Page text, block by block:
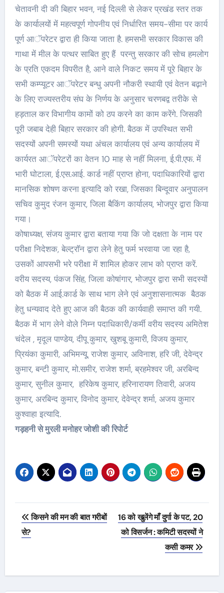
चेतावनी दी की बिहार भवन, नई दिल्ली से लेकर प्रखंड स्तर तक
के कार्यालयों में महत्वपूर्ण गोपनीय एवं निर्धारित समय-सीमा पर कार्य
पूर्ण आॅपरेटर द्वारा ही किया जाता है. हमसभी सरकार विकास की
गाथा में मील के पत्थर साबित हुए हैं परन्तु सरकार की सोच हमलोग
के प्रति एकदम विपरीत है, आने वाले निकट समय में पूरे बिहार के
सभी कम्प्यूटर आॅपरेटर बन्धु अपनी नौकरी स्थायी एवं वेतन बढ़ाने
के लिए राज्यस्तरीय संघ के निर्णय के अनुसार चरणबद्व तरीके से
हड़ताल कर विभागीय कामों को ठप करने का काम करेंगे. जिसकी
पूरी जबाब देही बिहार सरकार की होगी. बैठक में उपस्थित सभी
सदस्यों अपनी समस्यों यथा अंचल कार्यालय एवं अन्य कार्यालय में
कार्यरत आॅपरेटरों का वेतन 10 माह से नहीं मिलना, ई.पी.एफ. में
भारी घोटाला, ई.एस.आई. कार्ड नहीं प्राप्त होना, पदाधिकारियों द्वारा
मानसिक शोषण करना इत्यादि को रखा, जिसका बिन्दूवार अनुपालन
सचिव कुमुद रंजन कुमार, जिला बैकिंग कार्यालय, भोजपुर द्वारा किया
गया।
कोषाध्यक्ष, संजय कुमार द्वारा बताया गया कि जो दक्षता के नाम पर
परीक्षा निदेशक, बेल्ट्राॅन द्वारा लेने हेतु फर्म भरवाया जा रहा है,
उसकों आपसभी भरे परीक्षा में शामिल होकर लाभ को प्राप्त करें.
वरीय सदस्य, पंकज सिंह, जिला कोषांगार, भोजपुर द्वारा सभी सदस्यों
को बैठक में आई.कार्ड के साथ भाग लेने एवं अनुशासनात्मक बैठक
हेतु धन्यवाद देते हुए आज की बैठक की कार्यवाही समाप्त की गयी.
बैठक में भाग लेने वोले निम्न पदाधिकारी/कर्मी वरीय सदस्य अमितेश
चंदेल , मृदूल पाण्डेय, दीपू कुमार, खुशबू कुमारी, विजय कुमार,
प्रियंका कुमारी, अभिमन्यू, राजेश कुमार, अविनाश, हरि जी, देवेन्द्र
कुमार, बन्टी कुमार, मो.समीर, राजेश शर्मा, ब्रहमेश्वर जी, अरबिन्द
कुमार, सुनील कुमार, हरिकेष कुमार, हरिनारायण तिवारी, अजय
कुमार, अरबिन्द कुमार, विनोद कुमार, देवेन्द्र शर्मा, अजय कुमार
कुश्वाहा इत्यादि.
गड़हनी से मुरली मनोहर जोशी की रिपोर्ट
Post
navigation
किसने की मन की बात गरीबों
से?
16 को खुलेंगे माँ दुर्गा के पट, 20
को विसर्जन : कमिटी सदस्यों ने
कसी कमर